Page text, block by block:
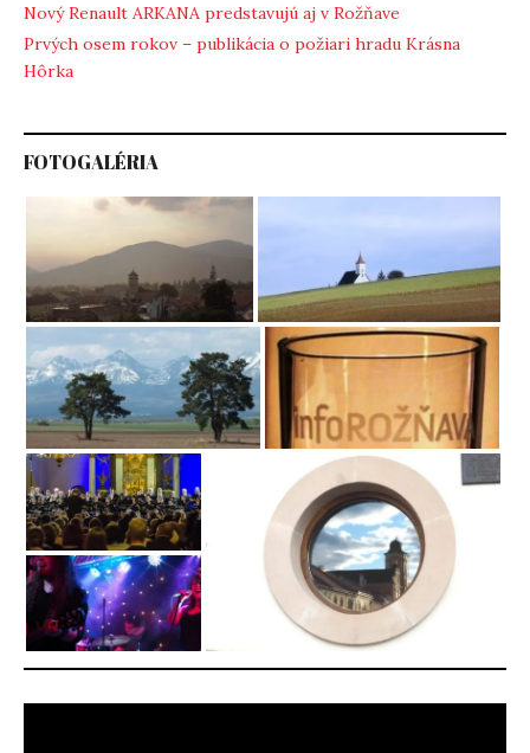
Nový Renault ARKANA predstavujú aj v Rožňave
Prvých osem rokov – publikácia o požiari hradu Krásna
Hôrka
FOTOGALÉRIA